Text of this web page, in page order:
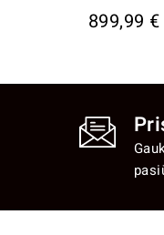
899,99 €